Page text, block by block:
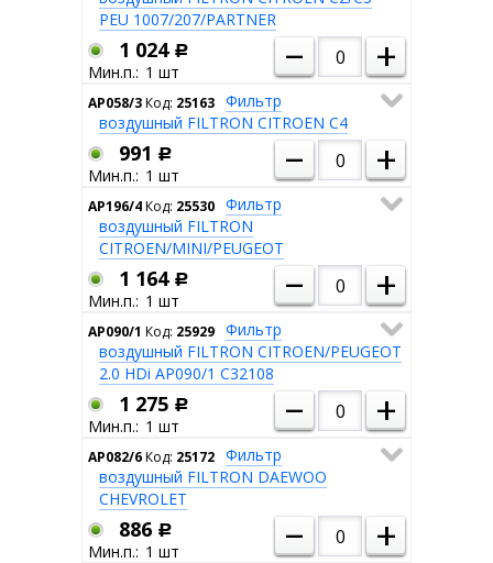
PEU 1007/207/PARTNER
1 024 Р
1 – +
AP058/3Код: 25163 Фильтр
воздушный FILTRON CITROEN С4
991 Р
1 – +
AP196/4Код: 25530 Фильтр
воздушный FILTRON
CITROEN/MINI/PEUGEOT
1 164 Р
1 – +
AP090/1 Код: 25929 Фильтр
воздушный FILTRON CITROEN/PEUGEOT
2.0 HDi AP090/1 C32108
1 275 Р
1 – +
AP082/6Код: 25172 Фильтр
воздушный FILTRON DAEWOO
CHEVROLET
886 Р
1 – +